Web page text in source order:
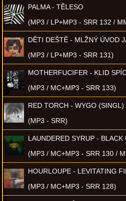
PALMA - TĚLESO
(MP3 / LP+MP3 - SRR 132 /
DĚTI DEŠTĚ - MLŽNÝ ÚVOD
(MP3 / LP+MP3 - SRR 131)
MOTHERFUCIFER - KLID
(MP3 / MC+MP3 - SRR 133)
RED TORCH - WYGO (SINGL)
(MP3 - SRR)
LAUNDERED SYRUP - BLACK
(MP3 / MC+MP3 - SRR 130 /
HOURLOUPE - LEVITATING
(MP3 / MC+MP3 - SRR 128)